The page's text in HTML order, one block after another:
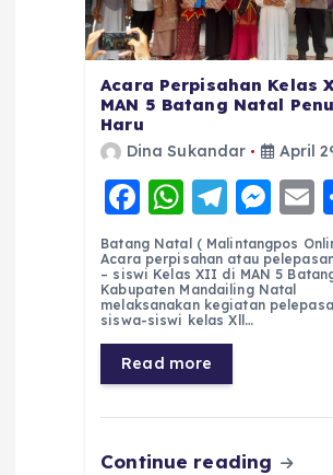
Acara Perpisahan Kelas
MAN 5 Batang Natal
Haru
Dina Sukandar April
F
a
c
e
b
o
o
k
W
h
a
ts
A
p
p
T
el
e
g
r
a
m
M
e
ss
e
er
l
Batang Natal ( Malintangpos
Acara perpisahan atau
– siswi Kelas XII di MAN 5
Kabupaten Mandailing Natal
melaksanakan kegiatan
siswa-siswi kelas Xll…
Read more
Continue reading